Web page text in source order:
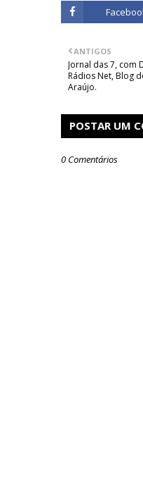
ANTIGOS
Jornal das 7, com
Rádios Net, Blog
Araújo.
POSTAR UM
0 Comentários